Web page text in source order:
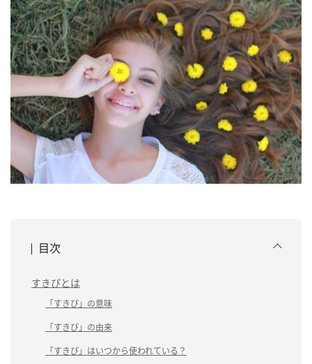
目次
すきぴとは
「すきぴ」の意味
「すきぴ」の由来
「すきぴ」はいつから使われている？